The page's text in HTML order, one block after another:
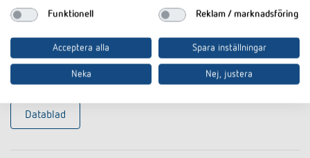
Artikelnr 9070531
E-nummer 1300889
Till produkten I dokumentkorgen
Datablad
Funktionell Reklam / marknadsföring
Acceptera alla Spara inställningar
Neka Nej, justera